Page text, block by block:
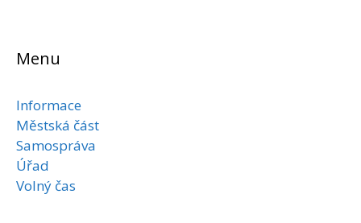
Menu
Informace
Městská část
Samospráva
Úřad
Volný čas